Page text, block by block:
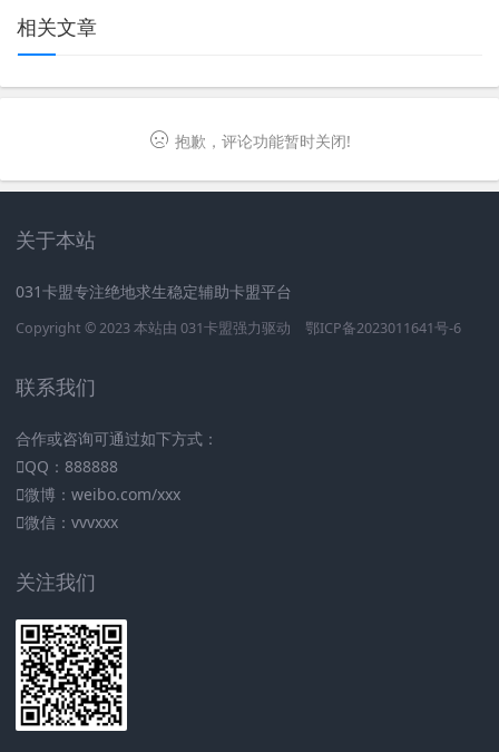
相关文章
抱歉，评论功能暂时关闭!
关于本站
031卡盟专注绝地求生稳定辅助卡盟平台
Copyright © 2023 本站由 031卡盟强力驱动 鄂ICP备2023011641号-6
联系我们
合作或咨询可通过如下方式：
QQ：888888
微博：weibo.com/xxx
微信：vvvxxx
关注我们